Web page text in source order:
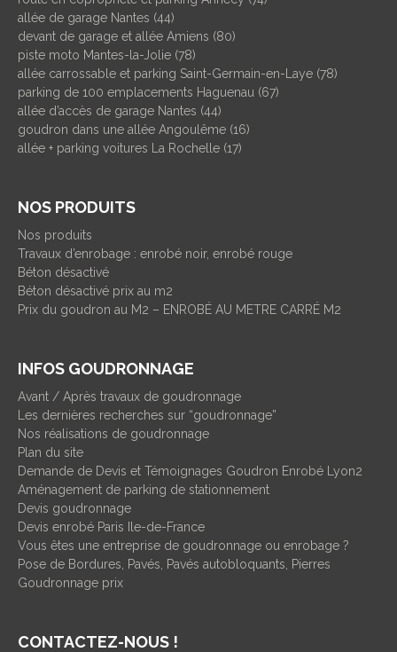
allée de garage Nantes (44)
devant de garage et allée Amiens (80)
piste moto Mantes-la-Jolie (78)
allée carrossable et parking Saint-Germain-en-Laye (78)
parking de 100 emplacements Haguenau (67)
allée d’accès de garage Nantes (44)
goudron dans une allée Angoulême (16)
allée + parking voitures La Rochelle (17)
NOS PRODUITS
Nos produits
Travaux d’enrobage : enrobé noir, enrobé rouge
Béton désactivé
Béton désactivé prix au m2
Prix du goudron au M2 – ENROBÉ AU METRE CARRÉ M2
INFOS GOUDRONNAGE
Avant / Après travaux de goudronnage
Les dernières recherches sur “goudronnage”
Nos réalisations de goudronnage
Plan du site
Demande de Devis et Témoignages Goudron Enrobé Lyon2
Aménagement de parking de stationnement
Devis goudronnage
Devis enrobé Paris Ile-de-France
Vous êtes une entreprise de goudronnage ou enrobage ?
Pose de Bordures, Pavés, Pavés autobloquants, Pierres
Goudronnage prix
CONTACTEZ-NOUS !